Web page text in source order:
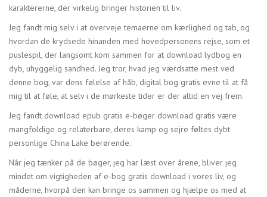
karaktererne, der virkelig bringer historien til liv.
Jeg fandt mig selv i at overveje temaerne om kærlighed og tab, og
hvordan de krydsede hinanden med hovedpersonens rejse, som et
puslespil, der langsomt kom sammen for at download lydbog en
dyb, uhyggelig sandhed. Jeg tror, hvad jeg værdsatte mest ved
denne bog, var dens følelse af håb, digital bog gratis evne til at få
mig til at føle, at selv i de mørkeste tider er der altid en vej frem.
Jeg fandt download epub gratis e-bøger download gratis være
mangfoldige og relaterbare, deres kamp og sejre føltes dybt
personlige China Lake berørende.
Når jeg tænker på de bøger, jeg har læst over årene, bliver jeg
mindet om vigtigheden af e-bog gratis download i vores liv, og
måderne, hvorpå den kan bringe os sammen og hjælpe os med at